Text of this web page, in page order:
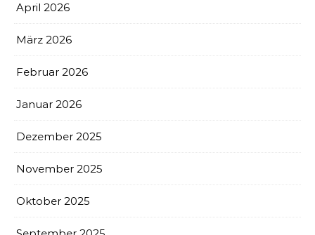
April 2026
März 2026
Februar 2026
Januar 2026
Dezember 2025
November 2025
Oktober 2025